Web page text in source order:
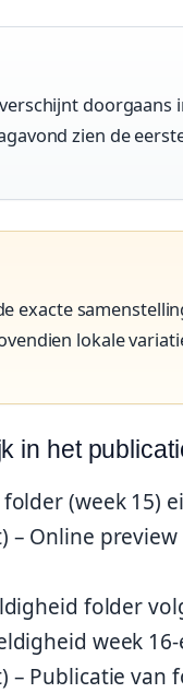
doorgaans
zien de
exacte
lokale
in het
(week 15)
– Online
folder
week
– Publicatie van